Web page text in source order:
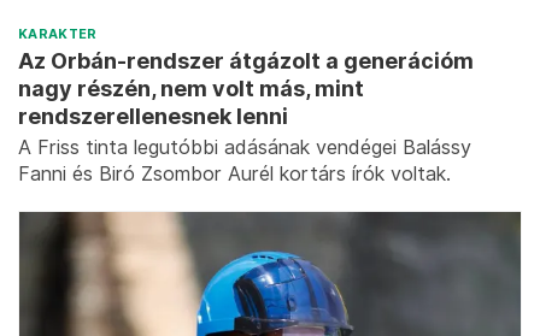
KARAKTER
Az Orbán-rendszer átgázolt a generációm
nagy részén, nem volt más, mint
rendszerellenesnek lenni
A Friss tinta legutóbbi adásának vendégei Balássy
Fanni és Biró Zsombor Aurél kortárs írók voltak.